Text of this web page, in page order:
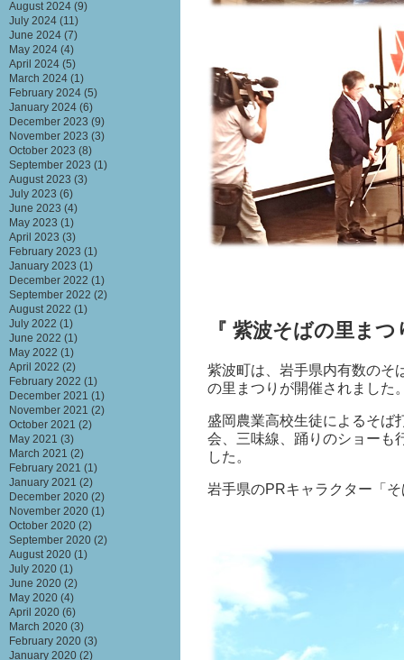
『 紫波そばの里まつ
紫波町は、岩手県内有数のそ
の里まつりが開催されました
盛岡農業高校生徒によるそば
会、三味線、踊りのショーも
した。
岩手県のPRキャラクター「
August 2024 (9)
July 2024 (11)
June 2024 (7)
May 2024 (4)
April 2024 (5)
March 2024 (1)
February 2024 (5)
January 2024 (6)
December 2023 (9)
November 2023 (3)
October 2023 (8)
September 2023 (1)
August 2023 (3)
July 2023 (6)
June 2023 (4)
May 2023 (1)
April 2023 (3)
February 2023 (1)
January 2023 (1)
December 2022 (1)
September 2022 (2)
August 2022 (1)
July 2022 (1)
June 2022 (1)
May 2022 (1)
April 2022 (2)
February 2022 (1)
December 2021 (1)
November 2021 (2)
October 2021 (2)
May 2021 (3)
March 2021 (2)
February 2021 (1)
January 2021 (2)
December 2020 (2)
November 2020 (1)
October 2020 (2)
September 2020 (2)
August 2020 (1)
July 2020 (1)
June 2020 (2)
May 2020 (4)
April 2020 (6)
March 2020 (3)
February 2020 (3)
January 2020 (2)